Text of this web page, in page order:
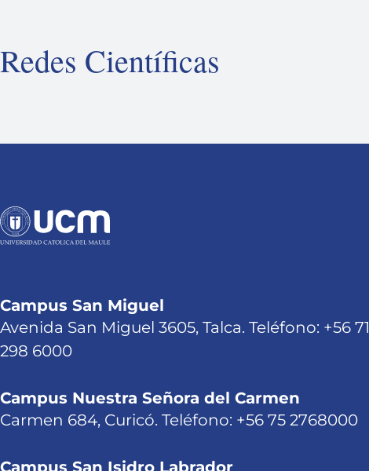
Redes Científicas
Campus San Miguel
Avenida San Miguel 3605, Talca. Teléfono: +56 71
298 6000
Campus Nuestra Señora del Carmen
Carmen 684, Curicó. Teléfono: +56 75 2768000